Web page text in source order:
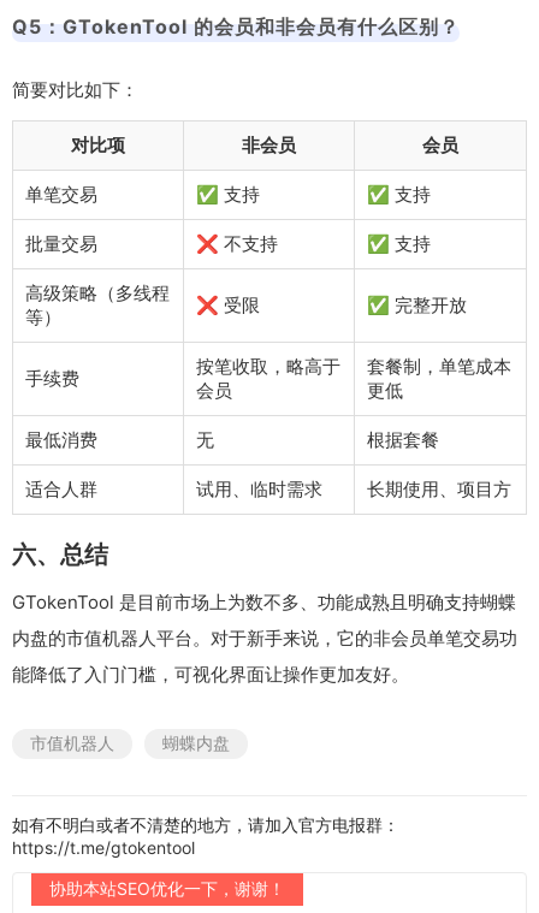
Q5：GTokenTool 的会员和非会员有什么区别？
简要对比如下：
对比项 非会员 会员
单笔交易 ✅ 支持 ✅ 支持
批量交易 ❌ 不支持 ✅ 支持
高级策略（多线程
等）
❌ 受限 ✅ 完整开放
手续费
按笔收取，略高于
会员
套餐制，单笔成本
更低
最低消费 无 根据套餐
适合人群 试用、临时需求 长期使用、项目方
六、总结
GTokenTool 是目前市场上为数不多、功能成熟且明确支持蝴蝶
内盘的市值机器人平台。对于新手来说，它的非会员单笔交易功
能降低了入门门槛，可视化界面让操作更加友好。
市值机器人 蝴蝶内盘
如有不明白或者不清楚的地方，请加入官方电报群：
https://t.me/gtokentool
协助本站SEO优化一下，谢谢！